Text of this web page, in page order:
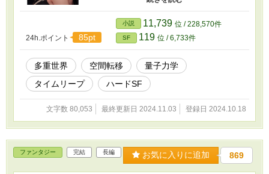
された能力を持つ一族と偶然遭遇してしまった
青年の話です。
24h.ポイント
85pt
小説 11,739 位 / 228,570件
SF 119 位 / 6,733件
多重世界 空間転移
量子力学
タイムリープ
ハードSF
文字数 80,053 最終更新日 2024.11.03 登録日 2024.10.18
ファンタジー 完結 長編 お気に入りに追加 869